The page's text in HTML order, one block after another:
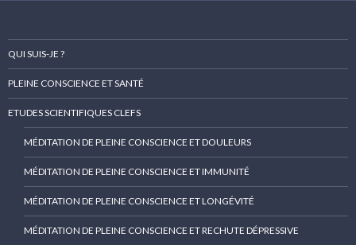
QUI SUIS-JE ?
PLEINE CONSCIENCE ET SANTÉ
ETUDES SCIENTIFIQUES CLEFS
MÉDITATION DE PLEINE CONSCIENCE ET DOULEURS
MÉDITATION DE PLEINE CONSCIENCE ET IMMUNITÉ
MÉDITATION DE PLEINE CONSCIENCE ET LONGÉVITÉ
MÉDITATION DE PLEINE CONSCIENCE ET RECHUTE DÉPRESSIVE